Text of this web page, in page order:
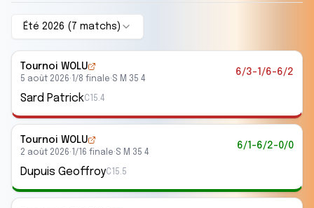
Été 2026 ( 7 matchs )
Tournoi WOLU
5 août 2026· 1/8 finale·S M 35 4
6/3-1/6-6/2
Sard PatrickC15.4
Tournoi WOLU
2 août 2026· 1/16 finale·S M 35 4
6/1-6/2-0/0
Dupuis GeoffroyC15.5